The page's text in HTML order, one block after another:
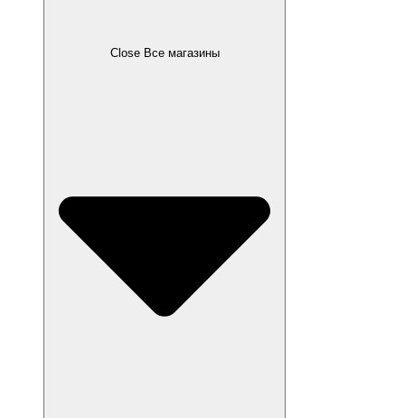
Close Все магазины